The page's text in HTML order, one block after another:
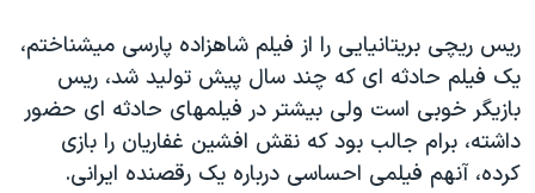
ریس ریچی بریتانیایی را از فیلم شاهزاده پارسی میشناختم،
یک فیلم حادثه ای که چند سال پیش تولید شد، ریس
بازیگر خوبی است ولی بیشتر در فیلمهای حادثه ای حضور
داشته، برام جالب بود که نقش افشین غفاریان را بازی
کرده، آنهم فیلمی احساسی درباره یک رقصنده ایرانی.